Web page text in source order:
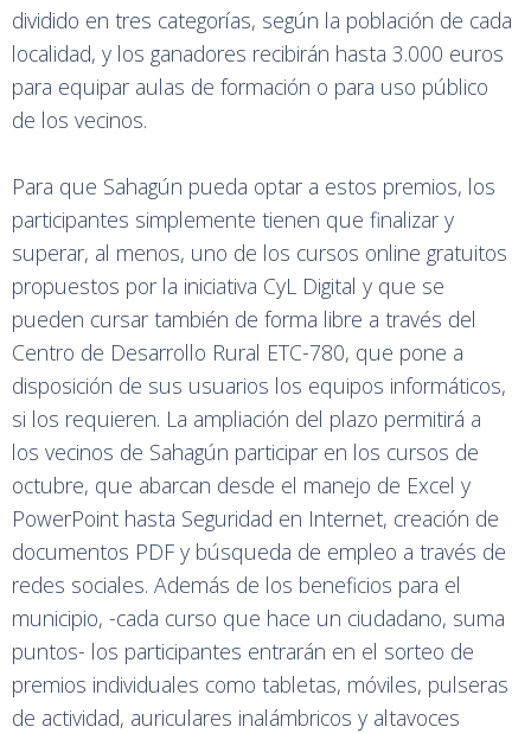
dividido en tres categorías, según la población de cada
localidad, y los ganadores recibirán hasta 3.000 euros
para equipar aulas de formación o para uso público
de los vecinos.
Para que Sahagún pueda optar a estos premios, los
participantes simplemente tienen que finalizar y
superar, al menos, uno de los cursos online gratuitos
propuestos por la iniciativa CyL Digital y que se
pueden cursar también de forma libre a través del
Centro de Desarrollo Rural ETC-780, que pone a
disposición de sus usuarios los equipos informáticos,
si los requieren. La ampliación del plazo permitirá a
los vecinos de Sahagún participar en los cursos de
octubre, que abarcan desde el manejo de Excel y
PowerPoint hasta Seguridad en Internet, creación de
documentos PDF y búsqueda de empleo a través de
redes sociales. Además de los beneficios para el
municipio, -cada curso que hace un ciudadano, suma
puntos- los participantes entrarán en el sorteo de
premios individuales como tabletas, móviles, pulseras
de actividad, auriculares inalámbricos y altavoces